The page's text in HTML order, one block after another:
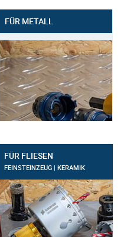
FÜR METALL
FÜR FLIESEN
FEINSTEINZEUG | KERAMIK